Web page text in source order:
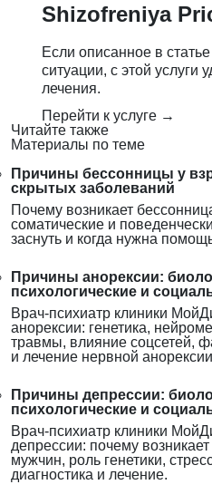
Shizofreniya
Если описанное в
ситуации, с этой услуги
лечения.
Перейти к услуге →
Читайте также
Материалы по теме
Причины бессонницы у
скрытых заболеваний
Почему возникает
соматические и
заснуть и когда нужна
Причины анорексии:
психологические и
Врач-психиатр клиники
анорексии: генетика,
травмы, влияние соцсетей,
и лечение нервной
Причины депрессии:
психологические и
Врач-психиатр клиники
депрессии: почему
мужчин, роль генетики,
диагностика и лечение.